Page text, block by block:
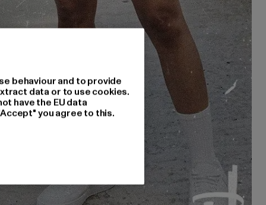
behaviour and to provide
data or to use cookies.
have the EU data
you agree to this.